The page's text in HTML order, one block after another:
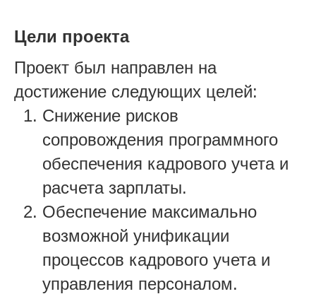
Цели проекта
Проект был направлен на
достижение следующих целей:
Снижение рисков
сопровождения программного
обеспечения кадрового учета и
расчета зарплаты.
Обеспечение максимально
возможной унификации
процессов кадрового учета и
управления персоналом.